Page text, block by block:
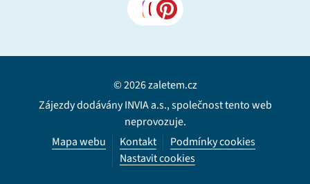
© 2026 zaletem.cz
Zájezdy dodávány INVIA a.s., společnost tento web
neprovozuje.
Mapa webu
Kontakt
Podmínky cookies
Nastavit cookies